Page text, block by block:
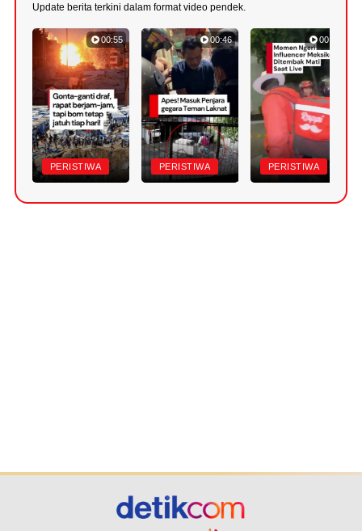
Update berita terkini dalam format video pendek.
00:55
PERISTIWA
00:46
PERISTIWA
00:49
PERISTIWA